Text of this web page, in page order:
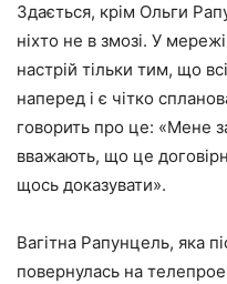
Здається, крім Ольги
ніхто не в змозі. У
настрій тільки тим, що
наперед і є чітко
говорить про це: «Мене
вважають, що це
щось доказувати».
Вагітна Рапунцель, яка
повернулась на